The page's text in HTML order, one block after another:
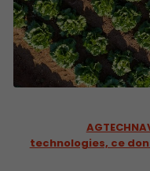
technologies, ce